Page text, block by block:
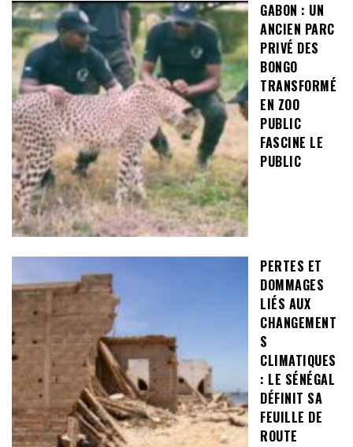
GABON : UN
ANCIEN PARC
PRIVÉ DES
BONGO
TRANSFORMÉ
EN ZOO
PUBLIC
FASCINE LE
PUBLIC
PERTES ET
DOMMAGES
LIÉS AUX
CHANGEMENT
S
CLIMATIQUES
: LE SÉNÉGAL
DÉFINIT SA
FEUILLE DE
ROUTE